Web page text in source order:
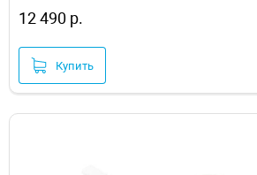
12 490 р.
Купить